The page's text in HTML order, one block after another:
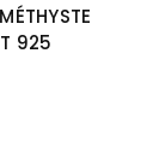
925